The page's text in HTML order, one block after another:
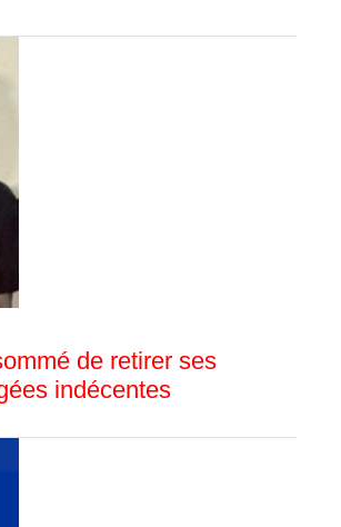
de retirer ses
indécentes